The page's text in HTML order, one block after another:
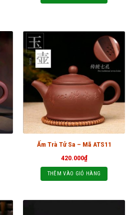
Ấm Trà Tử Sa – Mã ATS11
420.000₫
THÊM VÀO GIỎ HÀNG